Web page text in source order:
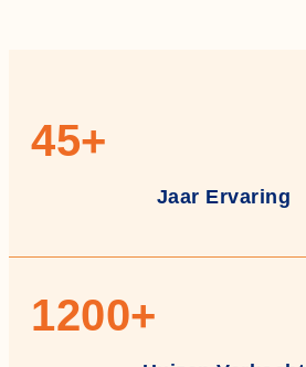
45+
Jaar Ervaring
1200+